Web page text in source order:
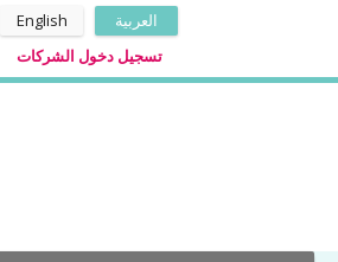
العربية
English
تسجيل دخول الشركات